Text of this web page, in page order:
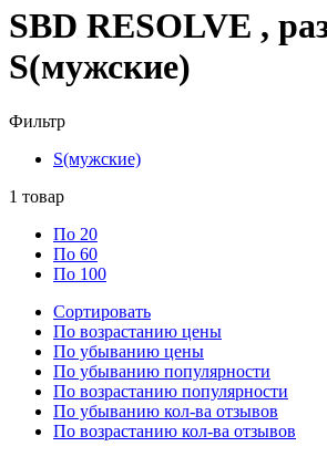
SBD RESOLVE ,
S(мужские)
Фильтр
S(мужские)
1 товар
По 20
По 60
По 100
Сортировать
По возрастанию цены
По убыванию цены
По убыванию популярности
По возрастанию популярности
По убыванию кол-ва отзывов
По возрастанию кол-ва отзывов